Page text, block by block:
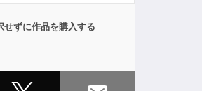
せずに作品を購入する